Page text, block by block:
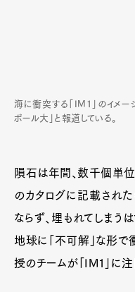
海に衝突する「IM1」のイメー
ボール大」と報道している。
隕石は年間、数千個単
のカタログに記載され
ならず、埋もれてしまう
地球に「不可解」な形
授のチームが「IM1」に注